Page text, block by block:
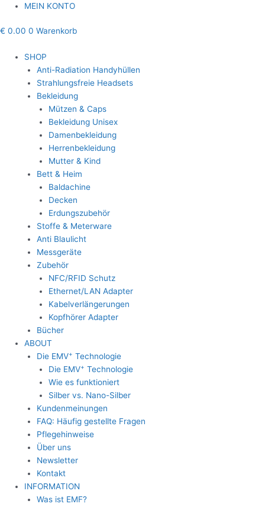
MEIN KONTO
€ 0.00 0 Warenkorb
SHOP
Anti-Radiation Handyhüllen
Strahlungsfreie Headsets
Bekleidung
Mützen & Caps
Bekleidung Unisex
Damenbekleidung
Herrenbekleidung
Mutter & Kind
Bett & Heim
Baldachine
Decken
Erdungszubehör
Stoffe & Meterware
Anti Blaulicht
Messgeräte
Zubehör
NFC/RFID Schutz
Ethernet/LAN Adapter
Kabelverlängerungen
Kopfhörer Adapter
Bücher
ABOUT
Die EMV+ Technologie
Die EMV+ Technologie
Wie es funktioniert
Silber vs. Nano-Silber
Kundenmeinungen
FAQ: Häufig gestellte Fragen
Pflegehinweise
Über uns
Newsletter
Kontakt
INFORMATION
Was ist EMF?